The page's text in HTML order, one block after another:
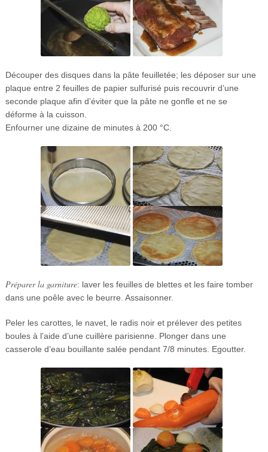
Découper des disques dans la pâte feuilletée; les déposer sur une
plaque entre 2 feuilles de papier sulfurisé puis recouvrir d’une
seconde plaque afin d’éviter que la pâte ne gonfle et ne se
déforme à la cuisson.
Enfourner une dizaine de minutes à 200 °C.
Préparer la garniture: laver les feuilles de blettes et les faire tomber
dans une poêle avec le beurre. Assaisonner.
Peler les carottes, le navet, le radis noir et prélever des petites
boules à l’aide d’une cuillère parisienne. Plonger dans une
casserole d’eau bouillante salée pendant 7/8 minutes. Egoutter.